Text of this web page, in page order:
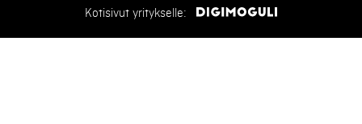
Kotisivut yritykselle: